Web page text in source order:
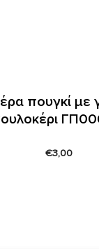
πουγκί με
€3,00